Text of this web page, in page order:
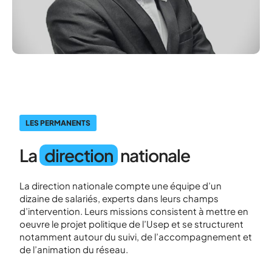
LES PERMANENTS
La direction nationale
La direction nationale compte une équipe d’un
dizaine de salariés, experts dans leurs champs
d’intervention. Leurs missions consistent à mettre en
oeuvre le projet politique de l’Usep et se structurent
notamment autour du suivi, de l’accompagnement et
de l’animation du réseau.